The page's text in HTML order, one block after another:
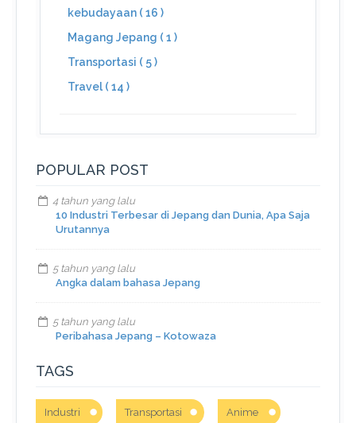
kebudayaan ( 16 )
Magang Jepang ( 1 )
Transportasi ( 5 )
Travel ( 14 )
POPULAR POST
4 tahun yang lalu
10 Industri Terbesar di Jepang dan Dunia, Apa Saja
Urutannya
5 tahun yang lalu
Angka dalam bahasa Jepang
5 tahun yang lalu
Peribahasa Jepang – Kotowaza
TAGS
Industri Transportasi Anime